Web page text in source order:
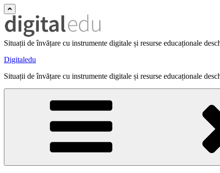
Situații de învățare cu instrumente digitale și resurse educaționale
Digitaledu
Situații de învățare cu instrumente digitale și resurse educaționale